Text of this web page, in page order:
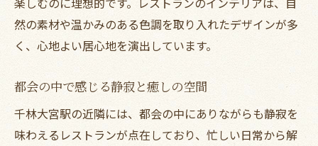
然の素材や温かみのある色調を取り入れたデザインが多
く、心地よい居心地を演出しています。
都会の中で感じる静寂と癒しの空間
千林大宮駅の近隣には、都会の中にありながらも静寂を
味わえるレストランが点在しており、忙しい日常から解